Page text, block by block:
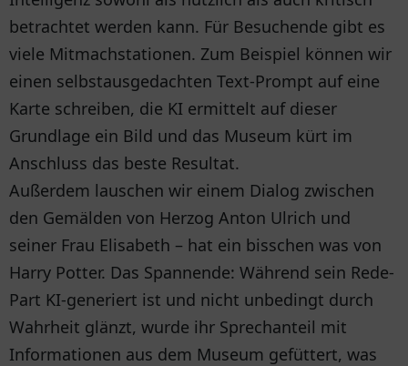
betrachtet werden kann. Für Besuchende gibt es
viele Mitmachstationen. Zum Beispiel können wir
einen selbstausgedachten Text-Prompt auf eine
Karte schreiben, die KI ermittelt auf dieser
Grundlage ein Bild und das Museum kürt im
Anschluss das beste Resultat.
Außerdem lauschen wir einem Dialog zwischen
den Gemälden von Herzog Anton Ulrich und
seiner Frau Elisabeth – hat ein bisschen was von
Harry Potter. Das Spannende: Während sein Rede-
Part KI-generiert ist und nicht unbedingt durch
Wahrheit glänzt, wurde ihr Sprechanteil mit
Informationen aus dem Museum gefüttert, was